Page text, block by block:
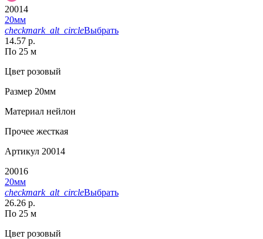
20014
20мм
checkmark_alt_circleВыбрать
14.57 р.
По 25 м
Цвет розовый
Размер 20мм
Материал нейлон
Прочее жесткая
Артикул 20014
20016
20мм
checkmark_alt_circleВыбрать
26.26 р.
По 25 м
Цвет розовый